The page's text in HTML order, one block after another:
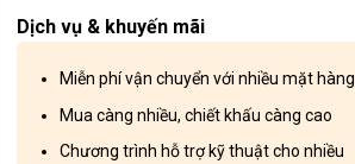
Dịch vụ & khuyến mãi
Miễn phí vận chuyển với nhiều mặt hàng
Mua càng nhiều, chiết khấu càng cao
Chương trình hỗ trợ kỹ thuật cho nhiều